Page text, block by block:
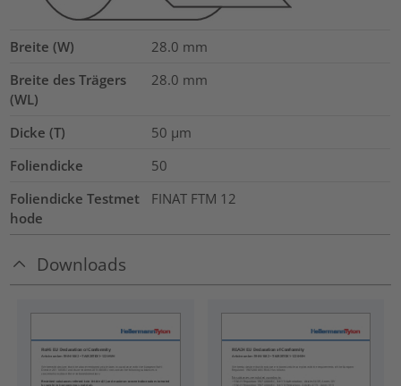
Breite (W) 28.0 mm
Breite des Trägers
(WL)
28.0 mm
Dicke (T) 50 µm
Foliendicke
50
Foliendicke Testmet
hode
FINAT FTM 12
Downloads